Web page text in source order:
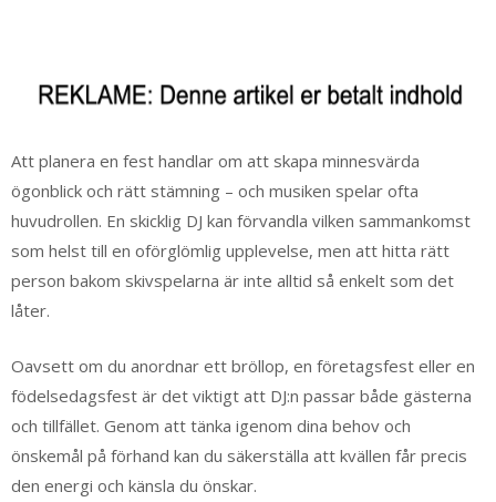
Att planera en fest handlar om att skapa minnesvärda
ögonblick och rätt stämning – och musiken spelar ofta
huvudrollen. En skicklig DJ kan förvandla vilken sammankomst
som helst till en oförglömlig upplevelse, men att hitta rätt
person bakom skivspelarna är inte alltid så enkelt som det
låter.
Oavsett om du anordnar ett bröllop, en företagsfest eller en
födelsedagsfest är det viktigt att DJ:n passar både gästerna
och tillfället. Genom att tänka igenom dina behov och
önskemål på förhand kan du säkerställa att kvällen får precis
den energi och känsla du önskar.